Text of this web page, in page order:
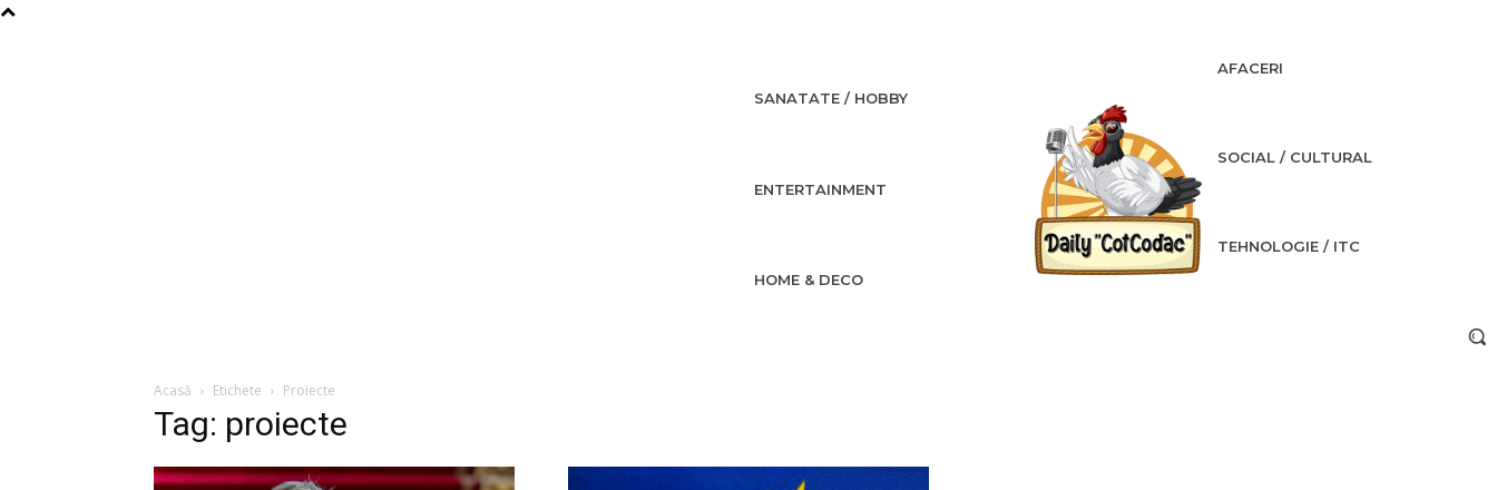
SANATATE / HOBBY
ENTERTAINMENT
HOME & DECO
AFACERI
SOCIAL / CULTURAL
TEHNOLOGIE / ITC
Acasă Etichete Proiecte
Tag: proiecte